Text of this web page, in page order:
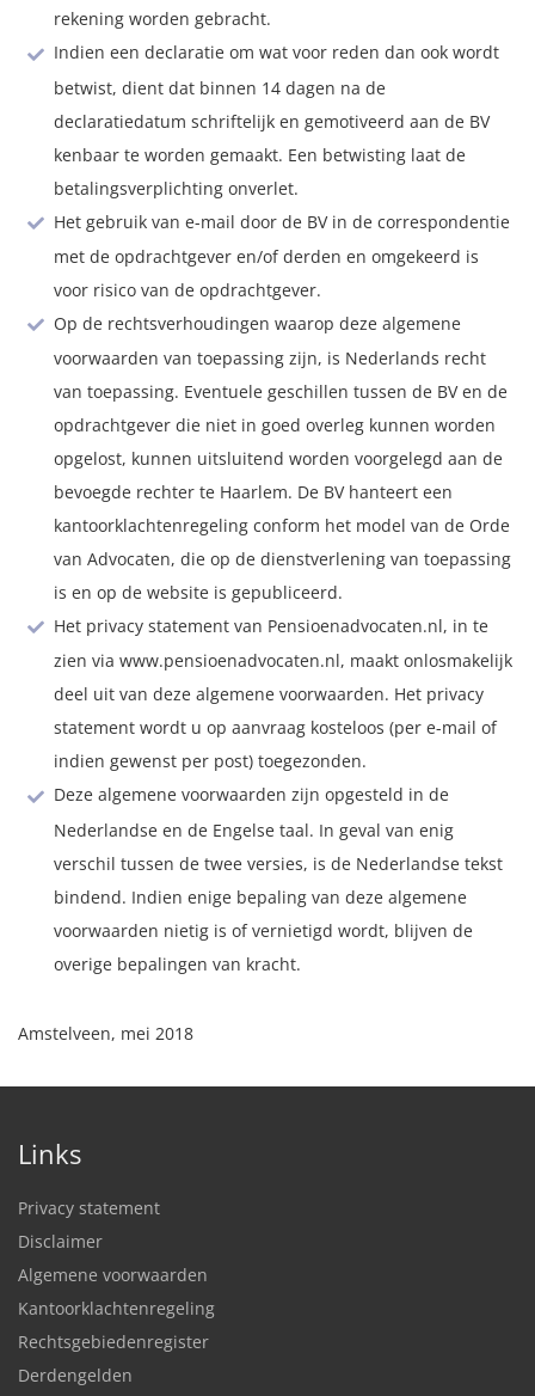
rekening worden gebracht.
Indien een declaratie om wat voor reden dan ook wordt
betwist, dient dat binnen 14 dagen na de
declaratiedatum schriftelijk en gemotiveerd aan de BV
kenbaar te worden gemaakt. Een betwisting laat de
betalingsverplichting onverlet.
Het gebruik van e-mail door de BV in de correspondentie
met de opdrachtgever en/of derden en omgekeerd is
voor risico van de opdrachtgever.
Op de rechtsverhoudingen waarop deze algemene
voorwaarden van toepassing zijn, is Nederlands recht
van toepassing. Eventuele geschillen tussen de BV en de
opdrachtgever die niet in goed overleg kunnen worden
opgelost, kunnen uitsluitend worden voorgelegd aan de
bevoegde rechter te Haarlem. De BV hanteert een
kantoorklachtenregeling conform het model van de Orde
van Advocaten, die op de dienstverlening van toepassing
is en op de website is gepubliceerd.
Het privacy statement van Pensioenadvocaten.nl, in te
zien via www.pensioenadvocaten.nl, maakt onlosmakelijk
deel uit van deze algemene voorwaarden. Het privacy
statement wordt u op aanvraag kosteloos (per e-mail of
indien gewenst per post) toegezonden.
Deze algemene voorwaarden zijn opgesteld in de
Nederlandse en de Engelse taal. In geval van enig
verschil tussen de twee versies, is de Nederlandse tekst
bindend. Indien enige bepaling van deze algemene
voorwaarden nietig is of vernietigd wordt, blijven de
overige bepalingen van kracht.
Amstelveen, mei 2018
Links
Privacy statement
Disclaimer
Algemene voorwaarden
Kantoorklachtenregeling
Rechtsgebiedenregister
Derdengelden